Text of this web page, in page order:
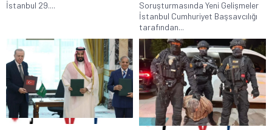
İstanbul 29....
Soruşturmasında Yeni Gelişmeler
İstanbul Cumhuriyet Başsavcılığı
tarafından...